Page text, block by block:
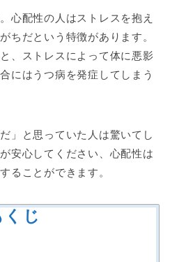
心配性の人はストレスを抱え
ちだという特徴があります。
、ストレスによって体に悪影
にはうつ病を発症してしまう
」と思っていた人は驚いてし
安心してください、心配性は
ることができます。
くじ